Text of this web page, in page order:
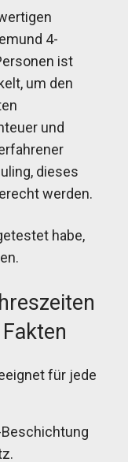
4-
ist
um den
und
dieses
werden.
habe,
für jede